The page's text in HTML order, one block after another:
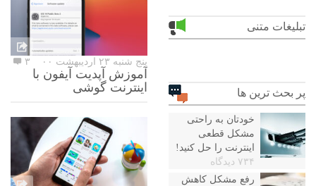
تبلیغات متنی
پر بحث ترین ها
خودتان به راحتی
مشکل قطعی
اینترنت را حل کنید!
۷۳۴ دیدگاه
رفع مشکل کاهش
پنج شنبه ۲۳ اردیبهشت ۰۰ ۳
آموزش آپدیت آیفون با
اینترنت گوشی